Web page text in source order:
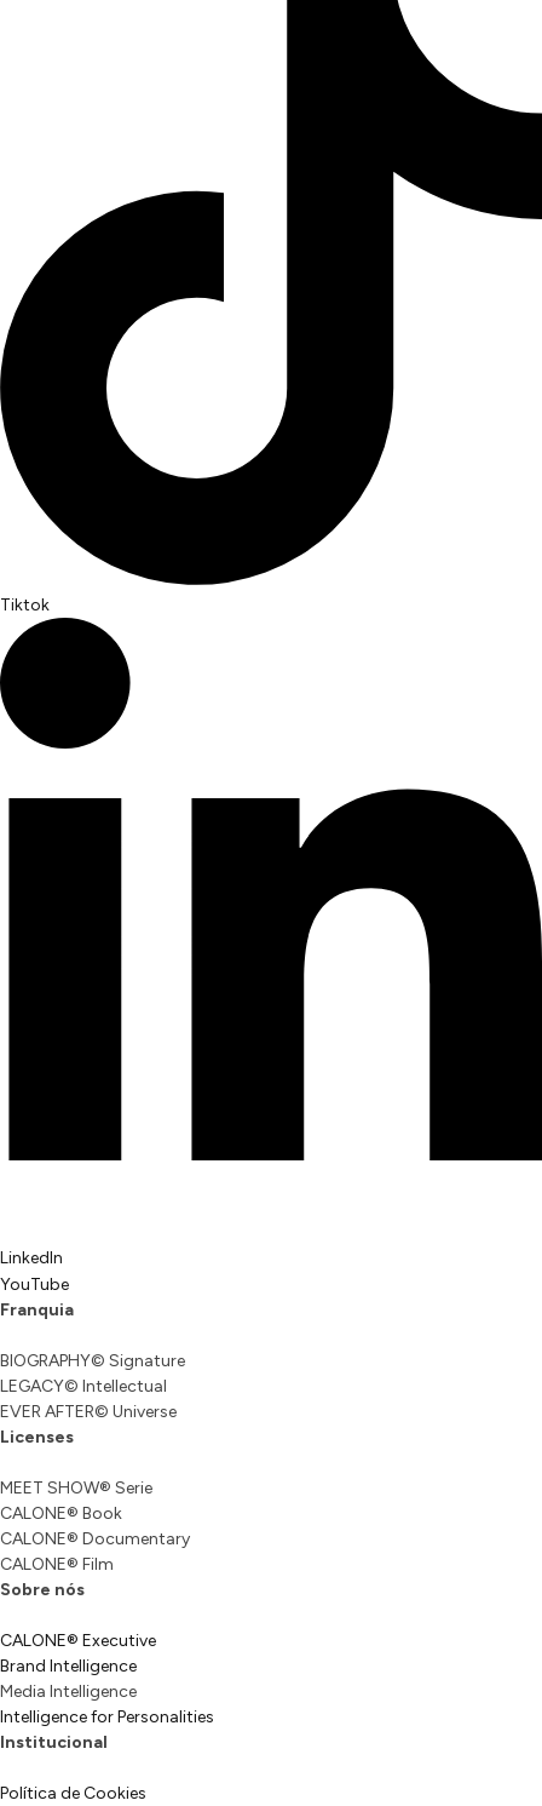
Tiktok
LinkedIn
YouTube
Franquia
BIOGRAPHY© Signature
LEGACY© Intellectual
EVER AFTER© Universe
Licenses
MEET SHOW® Serie
CALONE® Book
CALONE® Documentary
CALONE® Film
Sobre nós
CALONE® Executive
Brand Intelligence
Media Intelligence
Intelligence for Personalities
Institucional
Política de Cookies